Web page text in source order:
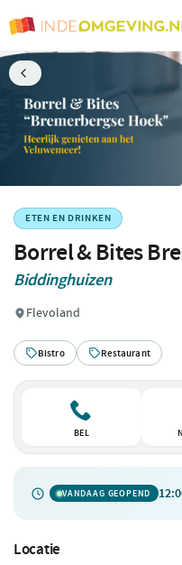
ETEN EN DRINKEN
Borrel & Bites
Biddinghuizen
Flevoland
Bistro Restaurant
BEL
VANDAAG GEOPEND
Locatie